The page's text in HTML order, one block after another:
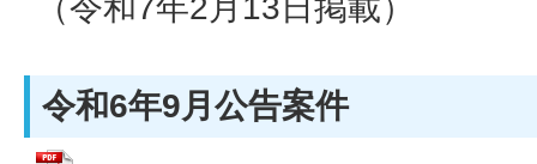
（令和7年2月13日掲載）
令和6年9月公告案件